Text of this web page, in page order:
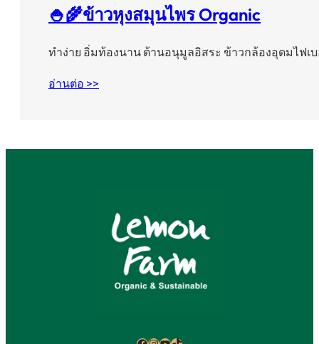
🍚🌾ข้าวหุงสมุนไพร Organic
ทำง่าย อิ่มท้องนาน ต้านอนุมูลอิสระ ข้าวกล้องอุดมไฟเ
อ่านต่อ >>